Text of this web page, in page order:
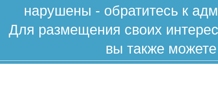
нарушены - обратитесь к
Для размещения своих
вы также